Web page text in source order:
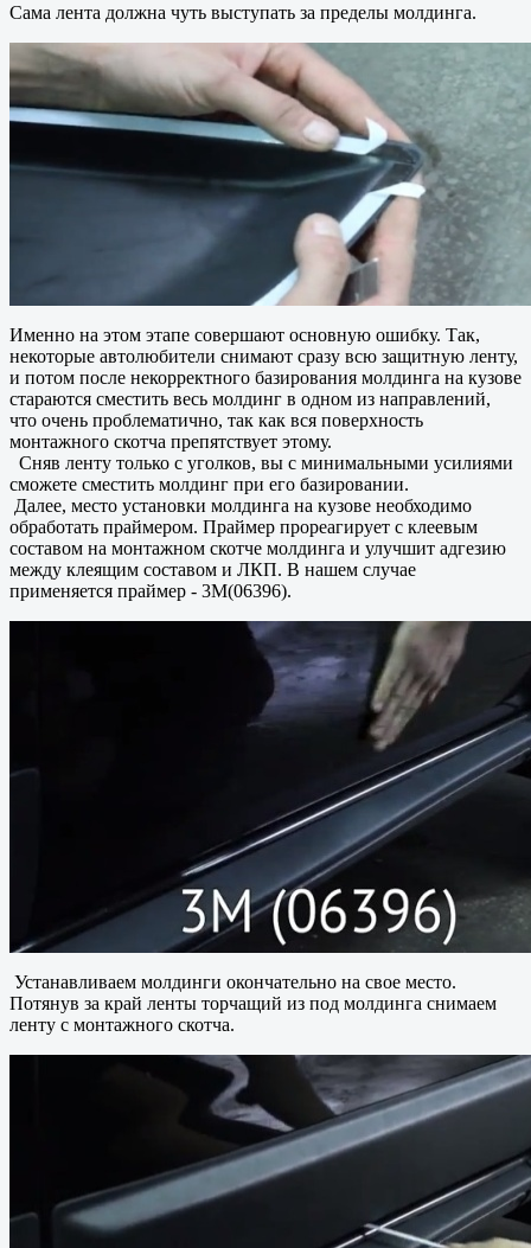
Сама лента должна чуть выступать за пределы молдинга.
Именно на этом этапе совершают основную ошибку. Так,
некоторые автолюбители снимают сразу всю защитную ленту,
и потом после некорректного базирования молдинга на кузове
стараются сместить весь молдинг в одном из направлений,
что очень проблематично, так как вся поверхность
монтажного скотча препятствует этому.
Сняв ленту только с уголков, вы с минимальными усилиями
сможете сместить молдинг при его базировании.
Далее, место установки молдинга на кузове необходимо
обработать праймером. Праймер прореагирует с клеевым
составом на монтажном скотче молдинга и улучшит адгезию
между клеящим составом и ЛКП. В нашем случае
применяется праймер - 3М(06396).
Устанавливаем молдинги окончательно на свое место.
Потянув за край ленты торчащий из под молдинга снимаем
ленту с монтажного скотча.